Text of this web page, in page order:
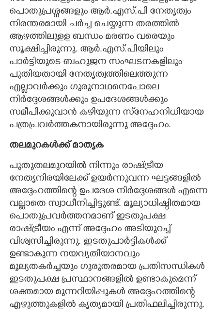
പൊതുപ്രശ്നങ്ങളും ആർ.എസ്‌.പി നേതൃത്വം
നിരന്തരമായി ചർച്ച ചെയ്യുന്ന തരത്തിൽ
ആഴത്തിലുളള ബന്ധം മരണം വരെയും
സൂക്ഷിച്ചിരുന്നു. ആർ.എസ്‌.പിയിലും
പാർട്ടിയുടെ ബഹുജന സംഘടനകളിലും
പുതിയതായി നേതൃത്വത്തിലെത്തുന്ന
എല്ലാവർക്കും ഗുരുനാഥനെപോലെ
നിർദ്ദേശങ്ങൾക്കും ഉപദേശങ്ങൾക്കും
സമീപിക്കുവാൻ കഴിയുന്ന സ്‌നേഹനിധിയായ
പത്രപ്രവർത്തകനായിരുന്നു അദ്ദേഹം.
തലമുറകൾക്ക് മാതൃക
പുതുതലമുറയിൽ നിന്നും രാഷ്ട്രീയ
നേതൃനിരയിലേക്ക് ഉയർന്നുവന്ന ഘട്ടങ്ങളിൽ
അദ്ദേഹത്തിന്റെ ഉപദേശ നിർദ്ദേശങ്ങൾ എന്നെ
വല്ലാതെ സ്വാധീനിച്ചിട്ടുണ്ട്. മൂല്യാധിഷ്ഠിതമായ
പൊതുപ്രവർത്തനമാണ് ഇടതുപക്ഷ
രാഷ്ട്രീയം എന്ന് അദ്ദേഹം അടിയുറച്ച്
വിശ്വസിച്ചിരുന്നു. ഇടതുപാർട്ടികൾക്ക്
ഉണ്ടാകുന്ന നയവ്യതിയാനവും
മൂല്യതകർച്ചയും ഗുരുതരമായ പ്രതിസന്ധികൾ
ഇടതുപക്ഷ പ്രസ്ഥാനങ്ങളിൽ ഉണ്ടാകുമെന്ന്
ശക്തമായ മുന്നറിയിപ്പുകൾ അദ്ദേഹത്തിന്റെ
എഴുത്തുകളിൽ കൃത്യമായി പ്രതിഫലിച്ചിരുന്നു.